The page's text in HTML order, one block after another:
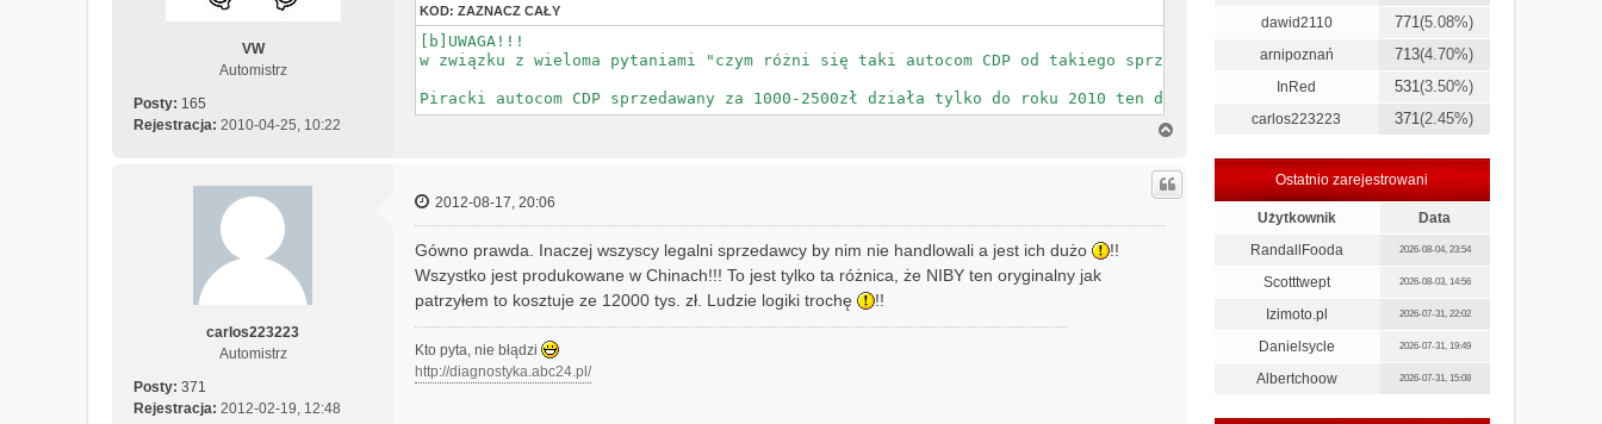
VW
Automistrz
Posty: 165
Rejestracja: 2010-04-25, 10:22
KOD: ZAZNACZ CAŁY
[b]UWAGA!!!
w związku z wieloma pytaniami "czym różni się taki autocom CDP od takiego sprzedawanego za np. 1600 czy 1900zł" Ten
Piracki autocom CDP sprzedawany za 1000-2500zł działa tylko do roku 2010 ten działa do 2012 i w każdej chwili czy to za
g
r
carlos223223
Automistrz
Posty: 371
Rejestracja: 2012-02-19, 12:48
2012-08-17, 20:06
Gówno prawda. Inaczej wszyscy legalni sprzedawcy by nim nie handlowali a jest ich dużo
!!
Wszystko jest produkowane w Chinach!!! To jest tylko ta różnica, że NIBY ten oryginalny jak
patrzyłem to kosztuje ze 12000 tys. zł. Ludzie logiki trochę
!!
Kto pyta, nie błądzi
http://diagnostyka.abc24.pl/
dawid2110 771(5.08%)
arnipoznań 713(4.70%)
InRed 531(3.50%)
carlos223223 371(2.45%)
Ostatnio zarejestrowani
Użytkownik
Data
RandallFooda
2026-08-04, 23:54
Scotttwept 2026-08-03, 14:56
Izimoto.pl 2026-07-31, 22:02
Danielsycle 2026-07-31, 19:49
Albertchoow 2026-07-31, 15:08